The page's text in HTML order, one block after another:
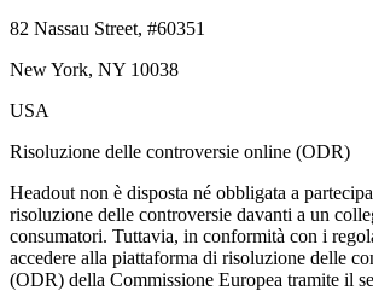
82 Nassau Street, #60351
New York, NY 10038
USA
Risoluzione delle controversie online (ODR)
Headout non è disposta né obbligata a
risoluzione delle controversie davanti a un
consumatori. Tuttavia, in conformità con i
accedere alla piattaforma di risoluzione delle
(ODR) della Commissione Europea tramite il